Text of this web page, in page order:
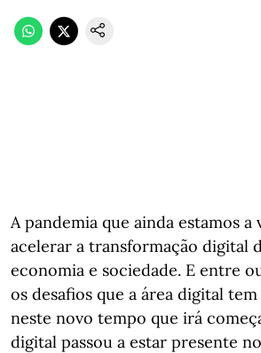
A pandemia que ainda estamos a
acelerar a transformação digital
economia e sociedade. E entre
os desafios que a área digital
neste novo tempo que irá
digital passou a estar presente